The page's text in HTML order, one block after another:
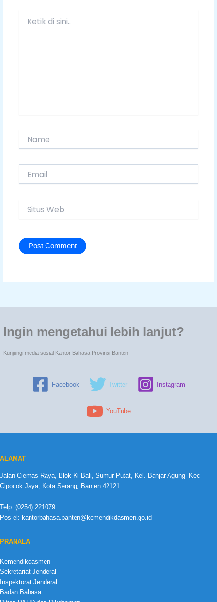
Web
Ingin mengetahui lebih lanjut?
Kunjungi media sosial Kantor Bahasa Provinsi Banten
Facebook Twitter Instagram
YouTube
ALAMAT
Jalan Ciemas Raya, Blok Ki Bali, Sumur Putat, Kel. Banjar Agung, Kec.
Cipocok Jaya, Kota Serang, Banten 42121
Telp: (0254) 221079
Pos-el: kantorbahasa.banten@kemendikdasmen.go.id
PRANALA
Kemendikdasmen
Sekretariat Jenderal
Inspektorat Jenderal
Badan Bahasa